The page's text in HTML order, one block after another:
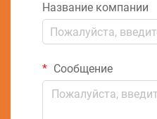
Название компании
Сообщение